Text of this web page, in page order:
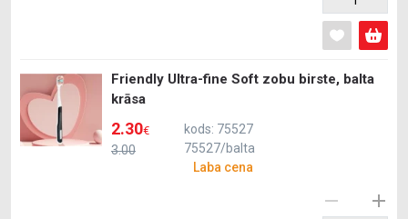
Friendly Ultra-fine Soft zobu birste, balta
krāsa
3.00
2.30€
kods: 75527
75527/balta
Laba cena